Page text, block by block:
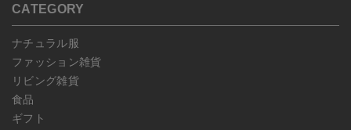
CATEGORY
ナチュラル服
ファッション雑貨
リビング雑貨
食品
ギフト